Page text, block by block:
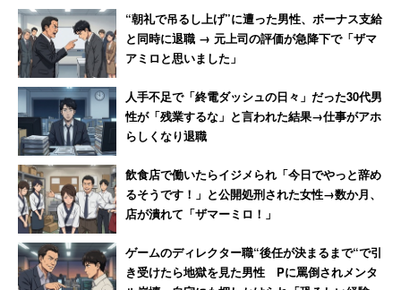
“朝礼で吊るし上げ”に遭った男性、ボーナス支給
と同時に退職 → 元上司の評価が急降下で「ザマ
アミロと思いました」
人手不足で「終電ダッシュの日々」だった30代男
性が「残業するな」と言われた結果→仕事がアホ
らしくなり退職
飲食店で働いたらイジメられ「今日でやっと辞め
るそうです！」と公開処刑された女性→数か月、
店が潰れて「ザマーミロ！」
ゲームのディレクター職“後任が決まるまで“で引
き受けたら地獄を見た男性 Pに罵倒されメンタ